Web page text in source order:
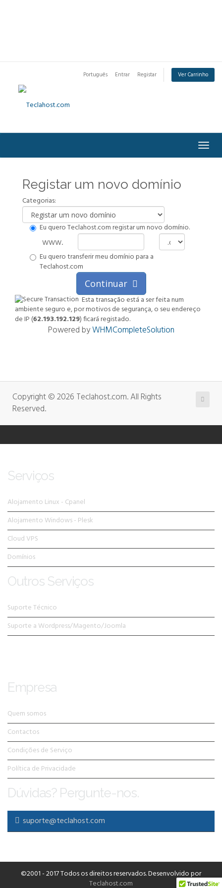
Português Entrar Registar Ver Carrinho
Registar um novo domínio
Categorias:
Eu quero Teclahost.com registar um novo domínio.
www.
Eu quero transferir meu domínio para a
Teclahost.com
Continuar
Esta transação está a ser feita num
ambiente seguro e, por motivos de segurança, o seu endereço
de IP (62.193.192.129) ficará registado.
Powered byWHMCompleteSolution
Copyright © 2026 Teclahost.com. All Rights
Reserved.
Serviços
Alojamento Linux - Cpanel
Alojamento Windows - Plesk
Cloud VPS
Domínios
Outros Serviços
Suporte Técnico
Suporte a Wordpress/Magento/Joomla
Empresa
Quem somos
Contactos
Condições de Serviço
Política de Privacidade
Dúvidas? Pergunte-nos.
suporte@teclahost.com
©2001 - 2017 Todos os direitos reservados. Desenvolvido por
Teclahost.com